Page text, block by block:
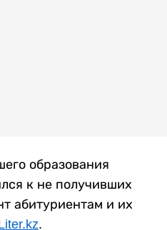
образования
к не получивших
абитуриентам и их
.